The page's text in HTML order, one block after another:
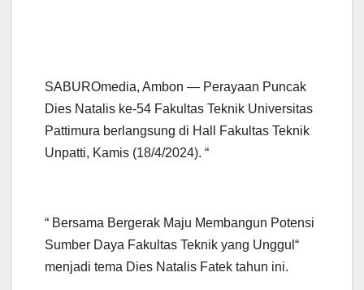
SABUROmedia, Ambon — Perayaan Puncak
Dies Natalis ke-54 Fakultas Teknik Universitas
Pattimura berlangsung di Hall Fakultas Teknik
Unpatti, Kamis (18/4/2024). “
“ Bersama Bergerak Maju Membangun Potensi
Sumber Daya Fakultas Teknik yang Unggul“
menjadi tema Dies Natalis Fatek tahun ini.